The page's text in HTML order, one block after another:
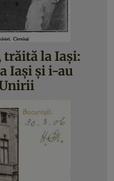
trăită la Iași:
Iași și i-au